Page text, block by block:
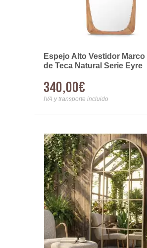
Espejo Alto Vestidor Marco
de Teca Natural Serie Eyre
340,00€
IVA y transporte incluido